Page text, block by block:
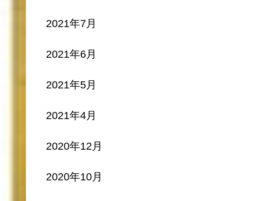
2021年7月
2021年6月
2021年5月
2021年4月
2020年12月
2020年10月